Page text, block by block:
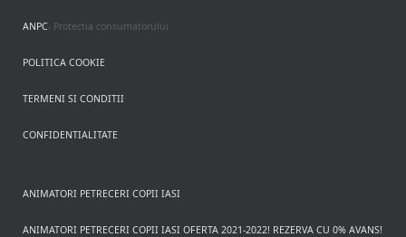
ANPC- Protectia consumatorului
POLITICA COOKIE
TERMENI SI CONDITII
CONFIDENTIALITATE
ANIMATORI PETRECERI COPII IASI
ANIMATORI PETRECERI COPII IASI OFERTA 2021-2022! REZERVA CU 0% AVANS!